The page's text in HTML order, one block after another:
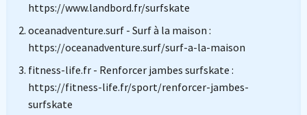
https://www.landbord.fr/surfskate
oceanadventure.surf - Surf à la maison :
https://oceanadventure.surf/surf-a-la-maison
fitness-life.fr - Renforcer jambes surfskate :
https://fitness-life.fr/sport/renforcer-jambes-
surfskate